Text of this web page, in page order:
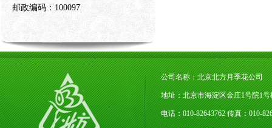
邮政编码：100097
公司名称：北京北方月季花公司
地址：北京市海淀区金庄1号院1号
电话：010-82643762 传真：010-